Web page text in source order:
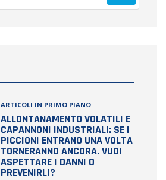
ARTICOLI IN PRIMO PIANO
ALLONTANAMENTO VOLATILI E
CAPANNONI INDUSTRIALI: SE I
PICCIONI ENTRANO UNA VOLTA
TORNERANNO ANCORA. VUOI
ASPETTARE I DANNI O
PREVENIRLI?